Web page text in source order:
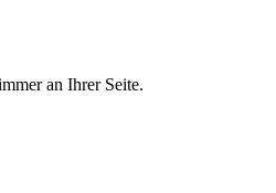
an Ihrer Seite.